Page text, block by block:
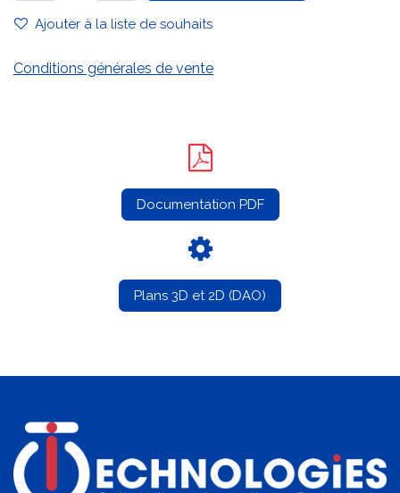
Ajouter à la liste de souhaits
Conditions générales de vente
Documentation PDF
Plans 3D et 2D (DAO)